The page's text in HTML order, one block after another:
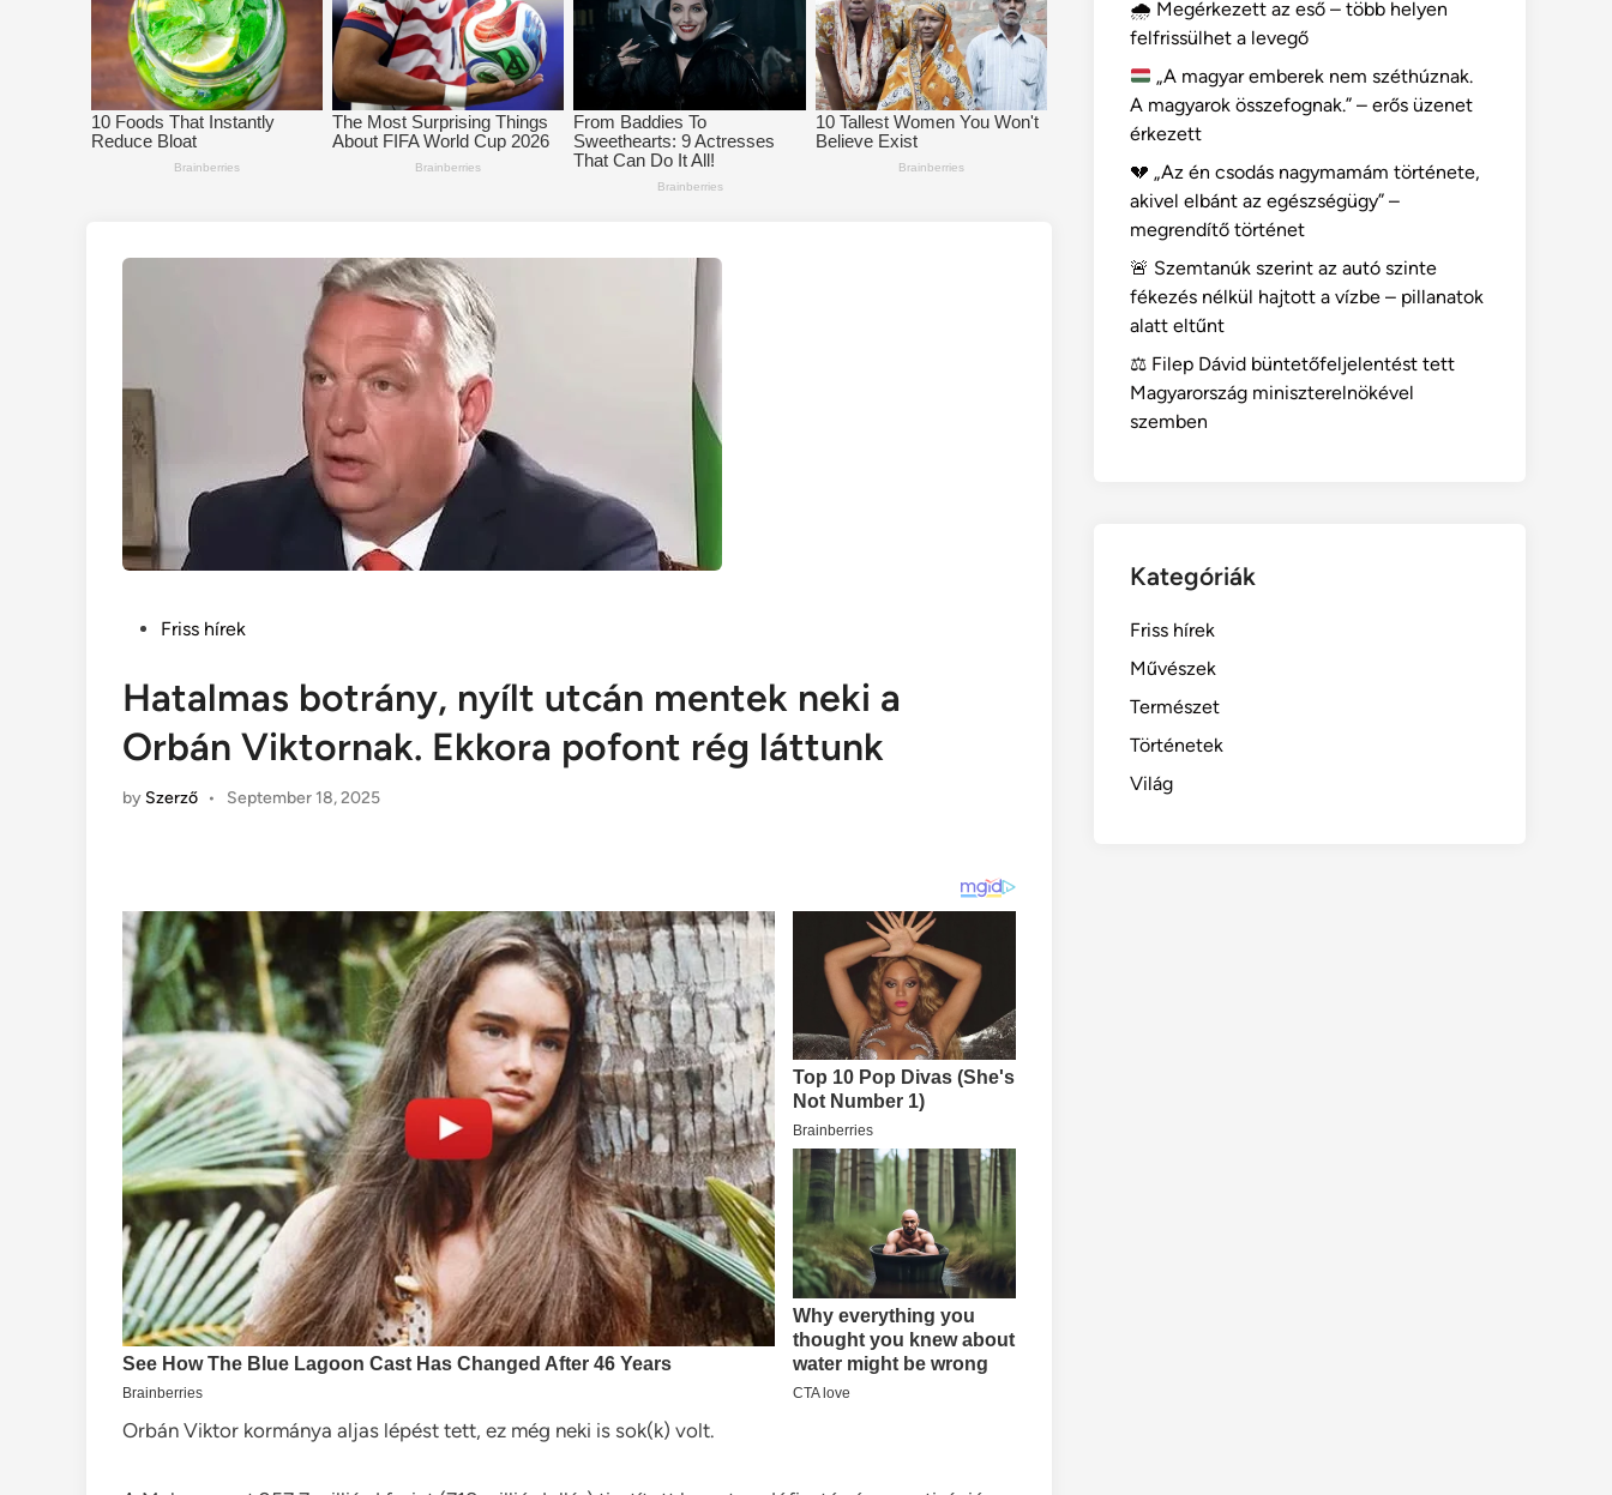
PostedFriss hírek
Hatalmas botrány, nyílt utcán mentek neki a
Orbán Viktornak. Ekkora pofont rég láttunk
by Szerző • September 18, 2025
Orbán Viktor kormánya aljas lépést tett, ez még neki is sok(k) volt.
🌧️ Megérkezett az eső – több helyen
felfrissülhet a levegő
„A magyar emberek nem széthúznak.
A magyarok összefognak.” – erős üzenet
érkezett
💔 „Az én csodás nagymamám története,
akivel elbánt az egészségügy” –
megrendítő történet
🚨 Szemtanúk szerint az autó szinte
fékezés nélkül hajtott a vízbe – pillanatok
alatt eltűnt
⚖️ Filep Dávid büntetőfeljelentést tett
Magyarország miniszterelnökével
szemben
Kategóriák
Friss hírek
Művészek
Természet
Történetek
Világ